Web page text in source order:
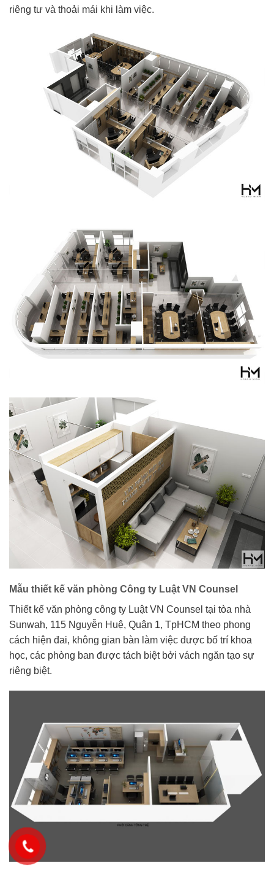
riêng tư và thoải mái khi làm việc.
Mẫu thiết kế văn phòng Công ty Luật VN Counsel
Thiết kế văn phòng công ty Luật VN Counsel tại tòa nhà
Sunwah, 115 Nguyễn Huệ, Quận 1, TpHCM theo phong
cách hiện đai, không gian bàn làm việc được bố trí khoa
học, các phòng ban được tách biệt bởi vách ngăn tạo sự
riêng biệt.